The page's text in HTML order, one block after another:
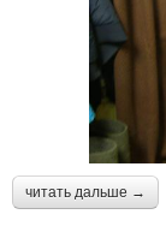
читать дальше →